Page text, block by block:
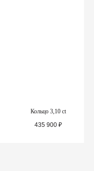
Кольцо 3,10 ct
435 900 ₽